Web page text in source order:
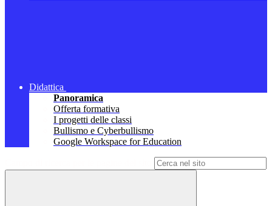
Didattica
Panoramica
Offerta formativa
I progetti delle classi
Bullismo e Cyberbullismo
Google Workspace for Education